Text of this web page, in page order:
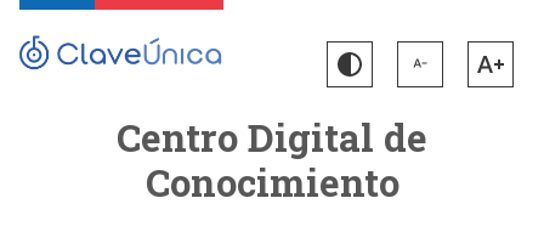
Centro Digital de
Conocimiento